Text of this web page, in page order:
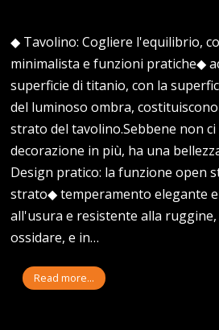
◆ Tavolino: Cogliere l'equilibrio,
minimalista e funzioni pratiche◆
superficie di titanio, con la
del luminoso ombra,
strato del tavolino.Sebbene non ci
decorazione in più, ha una
Design pratico: la funzione open
strato◆ temperamento elegante
all'usura e resistente alla ruggine,
ossidare, e in…
Read more...